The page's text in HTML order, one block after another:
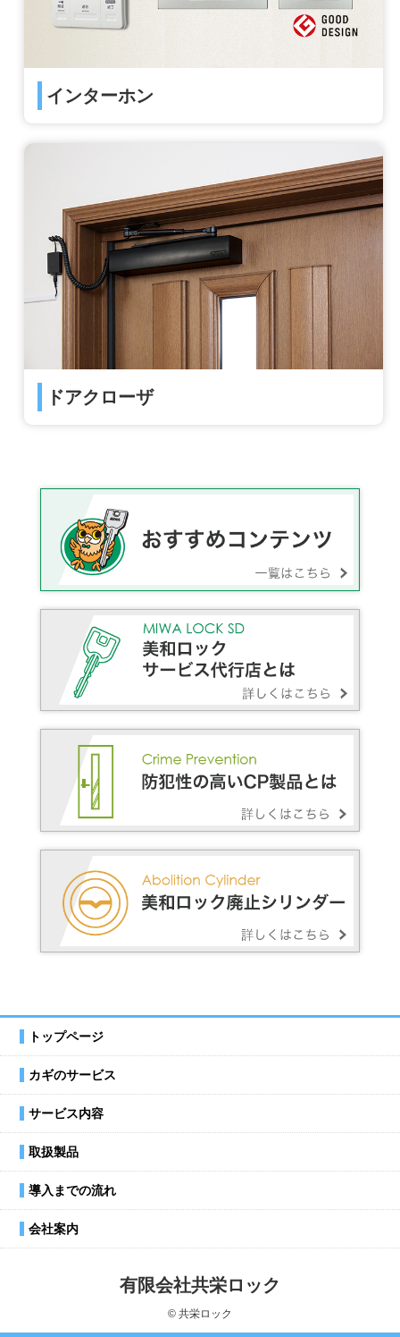
インターホン
ドアクローザ
トップページ
カギのサービス
サービス内容
取扱製品
導入までの流れ
会社案内
有限会社共栄ロック
© 共栄ロック